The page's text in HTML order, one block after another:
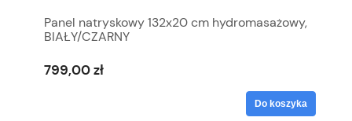
Panel natryskowy 132x20 cm hydromasażowy,
BIAŁY/CZARNY
799,00 zł
Do koszyka